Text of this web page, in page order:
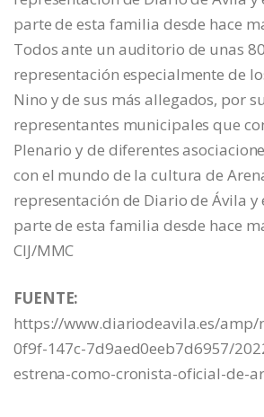
parte de esta familia desde hace
Todos ante un auditorio de unas
representación especialmente de
Nino y de sus más allegados, por
representantes municipales que
Plenario y de diferentes
con el mundo de la cultura de
representación de Diario de Ávila y
parte de esta familia desde hace
CIJ/MMC
FUENTE:
https://www.diariodeavila.es/
0f9f-147c-7d9aed0eeb7d6957/
estrena-como-cronista-oficial-de-